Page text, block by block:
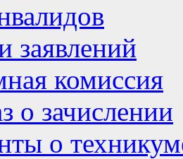
заявлений
комиссия
о зачислении
о